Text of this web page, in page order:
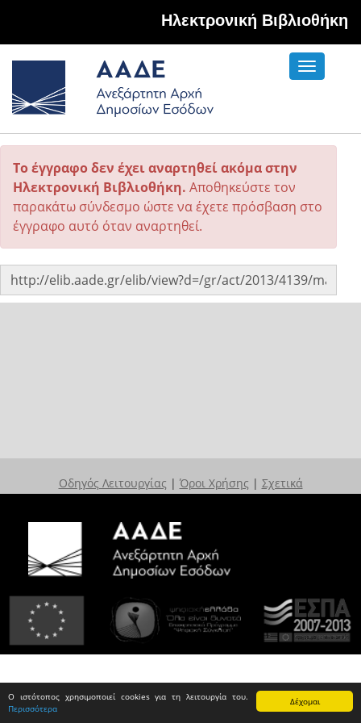
Δέχομαι
Ο ιστότοπος χρησιμοποιεί cookies για τη λειτουργία του.
Περισσότερα
Hλεκτρονική Βιβλιοθήκη
Toggle
Το έγγραφο δεν έχει αναρτηθεί ακόμα στην
Ηλεκτρονική Βιβλιοθήκη. Αποθηκεύστε τον
παρακάτω σύνδεσμο ώστε να έχετε πρόσβαση στο
έγγραφο αυτό όταν αναρτηθεί.
Οδηγός Λειτουργίας | Όροι Χρήσης | Σχετικά